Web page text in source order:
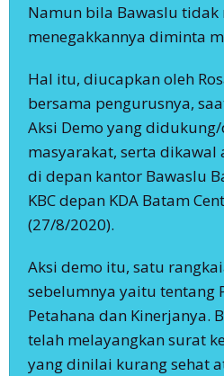
Namun bila Bawaslu tidak
menegakkannya diminta
Hal itu, diucapkan oleh
bersama pengurusnya,
Aksi Demo yang
masyarakat, serta dikawal
di depan kantor Bawaslu
KBC depan KDA Batam
(27/8/2020).
Aksi demo itu, satu
sebelumnya yaitu tentang
Petahana dan Kinerjanya.
telah melayangkan surat
yang dinilai kurang sehat